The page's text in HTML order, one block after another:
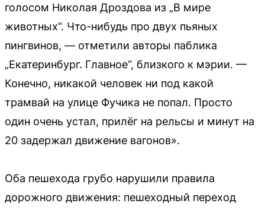
голосом Николая Дроздова из „В мире
животных“. Что-нибудь про двух пьяных
пингвинов, — отметили авторы паблика
„Екатеринбург. Главное“, близкого к мэрии. —
Конечно, никакой человек ни под какой
трамвай на улице Фучика не попал. Просто
один очень устал, прилёг на рельсы и минут на
20 задержал движение вагонов».
Оба пешехода грубо нарушили правила
дорожного движения: пешеходный переход